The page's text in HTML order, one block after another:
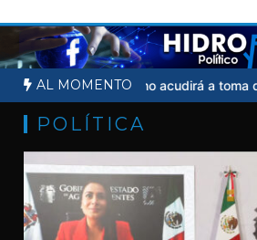
al
contenido
AL MOMENTO
Sheinbaum no acudirá a toma de
POLÍTICA